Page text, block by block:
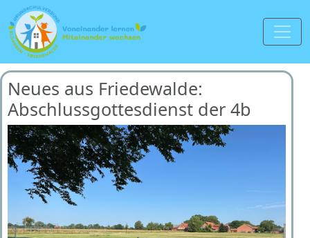
Neues aus Friedewalde:
Abschlussgottesdienst der 4b